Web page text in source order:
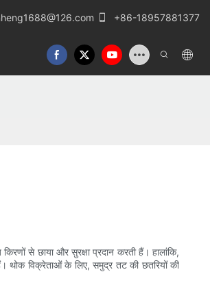
+86-18957881377
से छाया और सुरक्षा प्रदान करती हैं। हालांकि,
थोक विक्रेताओं के लिए, समुद्र तट की छतरियों की